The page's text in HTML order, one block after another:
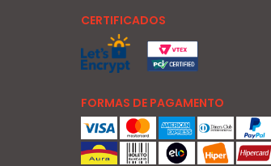
CERTIFICADOS
FORMAS DE PAGAMENTO